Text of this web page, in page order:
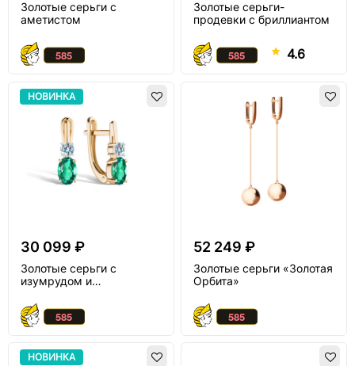
Золотые серьги с
аметистом
Золотые серьги-
продевки с бриллиантом
4.6
НОВИНКА
30 099 ₽
Золотые серьги с
изумрудом и
52 249 ₽
Золотые серьги «Золотая
Орбита»
НОВИНКА